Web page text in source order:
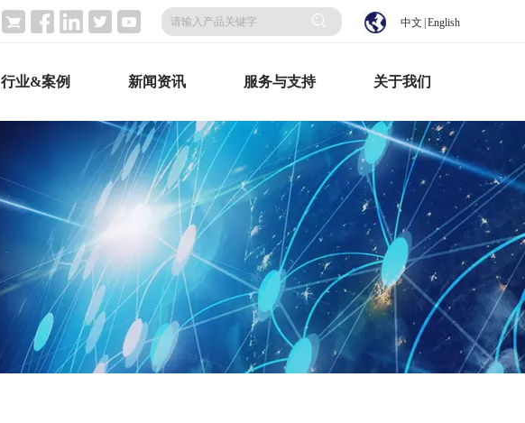
中文 English
行业&案例 新闻资讯 服务与支持 关于我们